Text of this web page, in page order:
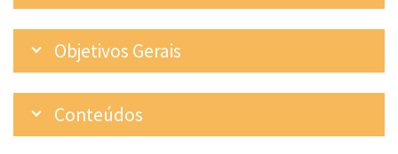
Objetivos Gerais
Conteúdos